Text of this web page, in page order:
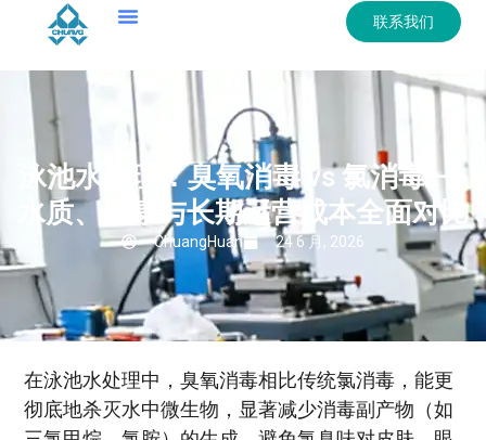
联系我们
泳池水处理：臭氧消毒 vs 氯消毒——
水质、健康与长期运营成本全面对比
ChuangHuan 24 6 月, 2026
在泳池水处理中，臭氧消毒相比传统氯消毒，能更
彻底地杀灭水中微生物，显著减少消毒副产物（如